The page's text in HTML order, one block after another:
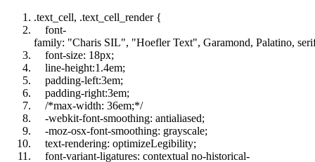
.text_cell, .text_cell_render {
font-
family: "Charis SIL", "Hoefler Text", Garamond, Palatino,
font-size: 18px;
line-height:1.4em;
padding-left:3em;
padding-right:3em;
/*max-width: 36em;*/
-webkit-font-smoothing: antialiased;
-moz-osx-font-smoothing: grayscale;
text-rendering: optimizeLegibility;
font-variant-ligatures: contextual no-historical-